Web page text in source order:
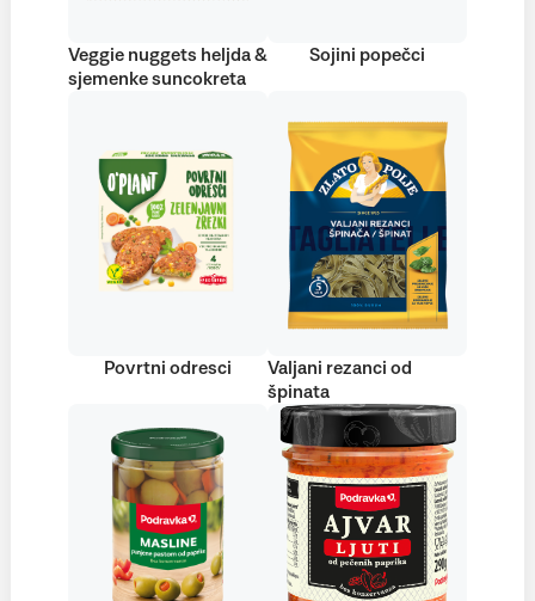
Veggie nuggets heljda &
sjemenke suncokreta
Sojini popečci
Povrtni odresci
Valjani rezanci od
špinata